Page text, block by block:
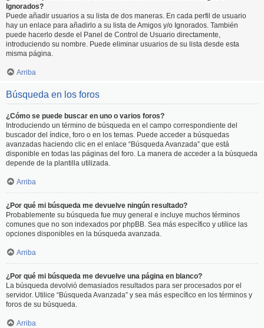
Ignorados?
Puede añadir usuarios a su lista de dos maneras. En cada perfil de usuario
hay un enlace para añadirlo a su lista de Amigos y/o Ignorados. También
puede hacerlo desde el Panel de Control de Usuario directamente,
introduciendo su nombre. Puede eliminar usuarios de su lista desde esta
misma página.
Arriba
Búsqueda en los foros
¿Cómo se puede buscar en uno o varios foros?
Introduciendo un término de búsqueda en el campo correspondiente del
buscador del índice, foro o en los temas. Puede acceder a búsquedas
avanzadas haciendo clic en el enlace “Búsqueda Avanzada” que está
disponible en todas las páginas del foro. La manera de acceder a la búsqueda
depende de la plantilla utilizada.
Arriba
¿Por qué mi búsqueda me devuelve ningún resultado?
Probablemente su búsqueda fue muy general e incluye muchos términos
comunes que no son indexados por phpBB. Sea más específico y utilice las
opciones disponibles en la búsqueda avanzada.
Arriba
¿Por qué mi búsqueda me devuelve una página en blanco?
La búsqueda devolvió demasiados resultados para ser procesados por el
servidor. Utilice “Búsqueda Avanzada” y sea más específico en los términos y
foros de su búsqueda.
Arriba